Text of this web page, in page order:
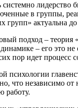
лидерство
в группы,
групп» актуальна
подход – теория
динамике – его это не
пор идет процесс
психологии
что независимо от
работу.